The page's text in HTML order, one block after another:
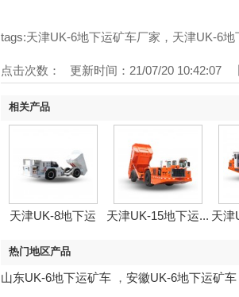
tags:天津UK-6地下运矿车厂家，天津UK-6地
点击次数： 更新时间：21/07/20 10:42:07
相关产品
天津UK-8地下运
天津UK-15地下运... 天津
热门地区产品
山东UK-6地下运矿车， 安徽UK-6地下运矿车